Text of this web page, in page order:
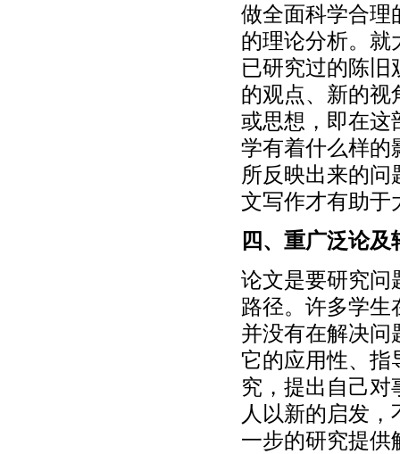
做全面科学合理
的理论分析。就
已研究过的陈
的观点、新的视
或思想，即在这
学有着什么样的
所反映出来的
文写作才有助于
四、重广泛论
论文是要研究问
路径。许多学生
并没有在解决问
它的应用性、指
究，提出自己
人以新的启发
一步的研究提供